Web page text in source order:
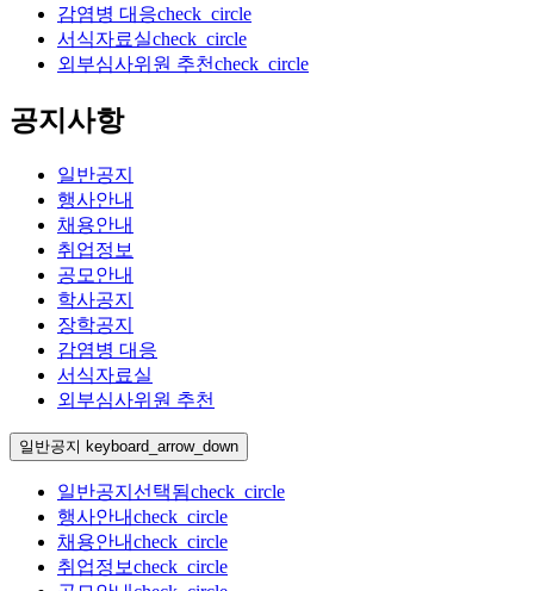
감염병 대응check_circle
서식자료실check_circle
외부심사위원 추천check_circle
공지사항
일반공지
행사안내
채용안내
취업정보
공모안내
학사공지
장학공지
감염병 대응
서식자료실
외부심사위원 추천
일반공지 keyboard_arrow_down
일반공지 선택됨check_circle
행사안내check_circle
채용안내check_circle
취업정보check_circle